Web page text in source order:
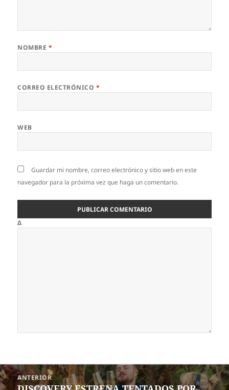
NOMBRE *
CORREO ELECTRÓNICO *
WEB
Guardar mi nombre, correo electrónico y sitio web en este
navegador para la próxima vez que haga un comentario.
Δ
Navegación
de
ANTERIOR